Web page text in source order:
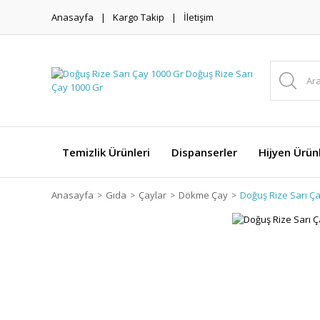
Anasayfa Kargo Takip İletişim
Temizlik Ürünleri Dispanserler Hijyen
Anasayfa Gıda Çaylar Dökme Çay Doğuş Rize Sarı